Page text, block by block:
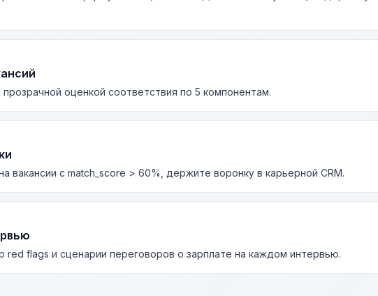
оценкой соответствия по 5 компонентам.
вакансии с match_score > 60%, держите воронку в карьерной CRM.
red flags и сценарии переговоров о зарплате на каждом интервью.